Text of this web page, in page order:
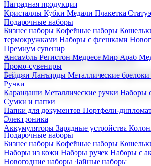
Наградная продукция
Kристаллы Кубки Медали Плакетка
Подарочные наборы
Бизнес наборы Кофейные наборы
термокружками Наборы с флешками
Премиум сувенир
Ансамбль Регистон Медресе Мир Араб
Промо-сувениры
Бейджи Ланъярды Металлические брелоки
Ручки
Карандаши Металлические ручки Наборы
Сумки и папки
Папки для документов Портфели-
Электроника
Аккумуляторы Зарядные устройства
Корпоративные подарки
Поставка со склада и
Мы предлагаем широкий выбор
Подарочные наборы
Бизнес наборы Кофейные наборы
Наборы из кожи Наборы ручек Наборы с
Новогодние наборы Чайные наборы